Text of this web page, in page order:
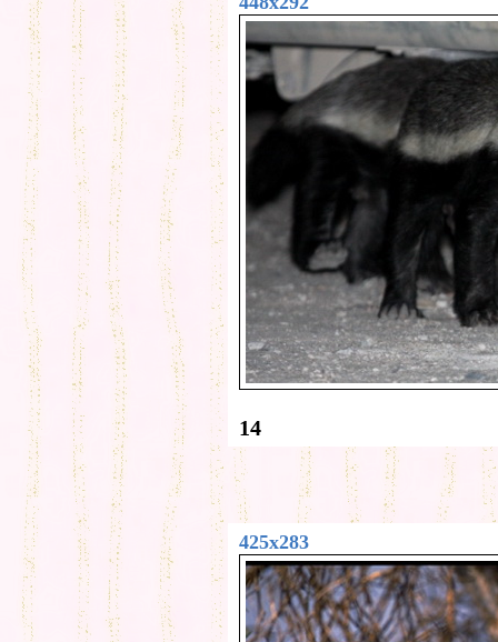
14
425x283